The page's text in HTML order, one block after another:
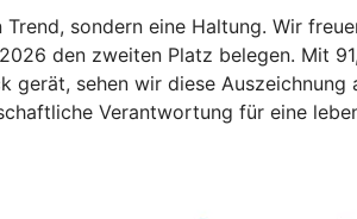
sondern eine Haltung. Wir
den zweiten Platz belegen. Mit
gerät, sehen wir diese
Verantwortung für eine